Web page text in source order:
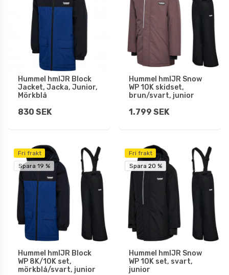
Hummel hmlJR Block
Jacket, Jacka, Junior,
Mörkblå
830 SEK
Hummel hmlJR Snow
WP 10K skidset,
brun/svart, junior
1.799 SEK
Fri frakt
Spara 19 %
Hummel hmlJR Block
WP 8K/10K set,
mörkblå/svart, junior
Fri frakt
Spara 20 %
Spara 20 %
Hummel hmlJR Snow
WP 10K set, svart,
junior